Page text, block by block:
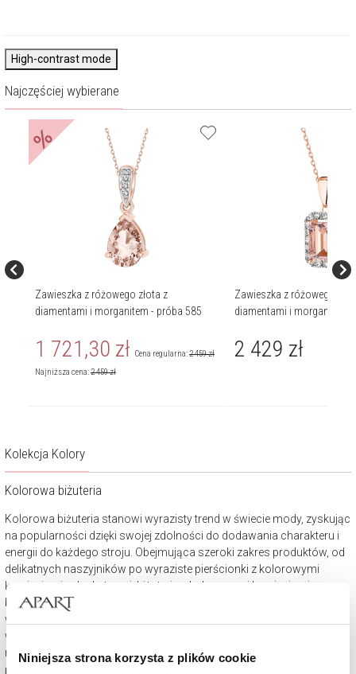
Niniejsza strona korzysta z plików cookie
High-contrast mode
Najczęściej wybierane
%
Zawieszka z różowego złota z
diamentami i morganitem - próba 585
1 721,30 zł Cena regularna:2 459zł
Najniższa cena:2 459zł
Zawieszka z różowego
diamentami i morganitem
2 429 zł
Kolekcja Kolory
Kolorowa biżuteria
Kolorowa biżuteria stanowi wyrazisty trend w świecie mody, zyskując
na popularności dzięki swojej zdolności do dodawania charakteru i
energii do każdego stroju. Obejmująca szeroki zakres produktów, od
delikatnych naszyjników po wyraziste pierścionki z kolorowymi
kamieniami szlachetnymi, biżuteria z kolorowymi kamieniami czy
barwną emalią oferuje nieograniczone możliwości personalizacji i
wyrażania osobowości. W erze, gdzie indywidualizm i osobiste
wyróżnienie się są cenione, kolorowe akcenty w biżuterii pozwalają
na unikalne przedstawienie siebie.